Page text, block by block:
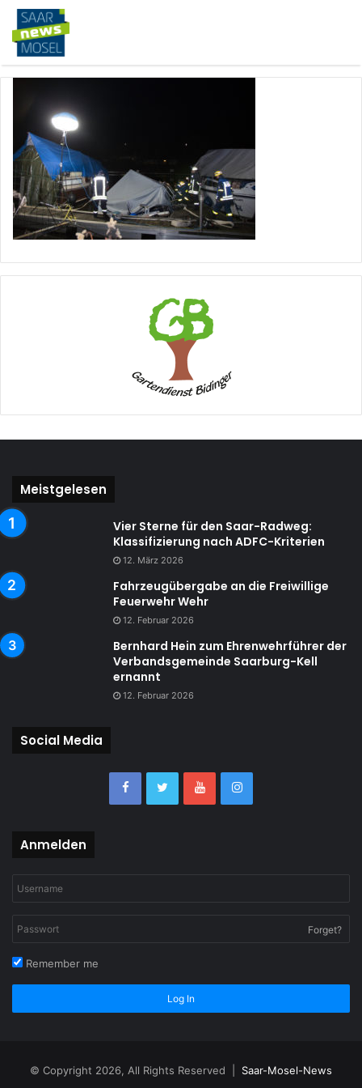
Meistgelesen
Vier Sterne für den Saar-Radweg:
Klassifizierung nach ADFC-Kriterien
12. März 2026
Fahrzeugübergabe an die Freiwillige
Feuerwehr Wehr
12. Februar 2026
Bernhard Hein zum Ehrenwehrführer der
Verbandsgemeinde Saarburg-Kell
ernannt
12. Februar 2026
Social Media
Anmelden
Forget?
Remember me
Log In
© Copyright 2026, All Rights Reserved | Saar-Mosel-News